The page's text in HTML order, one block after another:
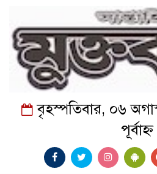
বৃহস্পতিবার, ০৬
পূর্বাহ্ন